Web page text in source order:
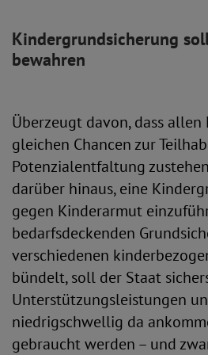
Kindergrundsicherung
bewahren
Überzeugt davon, dass allen
gleichen Chancen zur
Potenzialentfaltung
darüber hinaus, eine
gegen Kinderarmut
bedarfsdeckenden
verschiedenen
bündelt, soll der Staat
Unterstützungsleistungen
niedrigschwellig da
gebraucht werden – und